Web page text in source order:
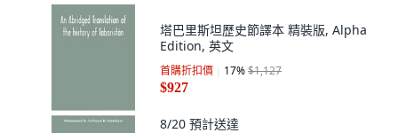
塔巴里斯坦歷史節譯本 精裝版, Alpha
Edition, 英文
首購折扣價 17%$1,127
$927
8/20 預計送達